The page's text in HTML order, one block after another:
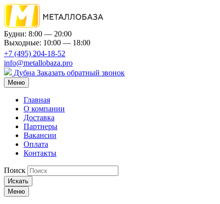
Будни: 8:00 — 20:00
Выходные: 10:00 — 18:00
+7 (495) 204-18-52
info@metallobaza.pro
Дубна Заказать обратный звонок
Меню
Главная
О компании
Доставка
Партнеры
Вакансии
Оплата
Контакты
Поиск
Искать
Меню